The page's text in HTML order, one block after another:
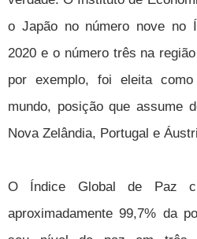
o Japão no número nove no
2020 e o número três na
por exemplo, foi eleita
mundo, posição que assume
Nova Zelândia, Portugal e
O Índice Global de Paz
aproximadamente 99,7% da